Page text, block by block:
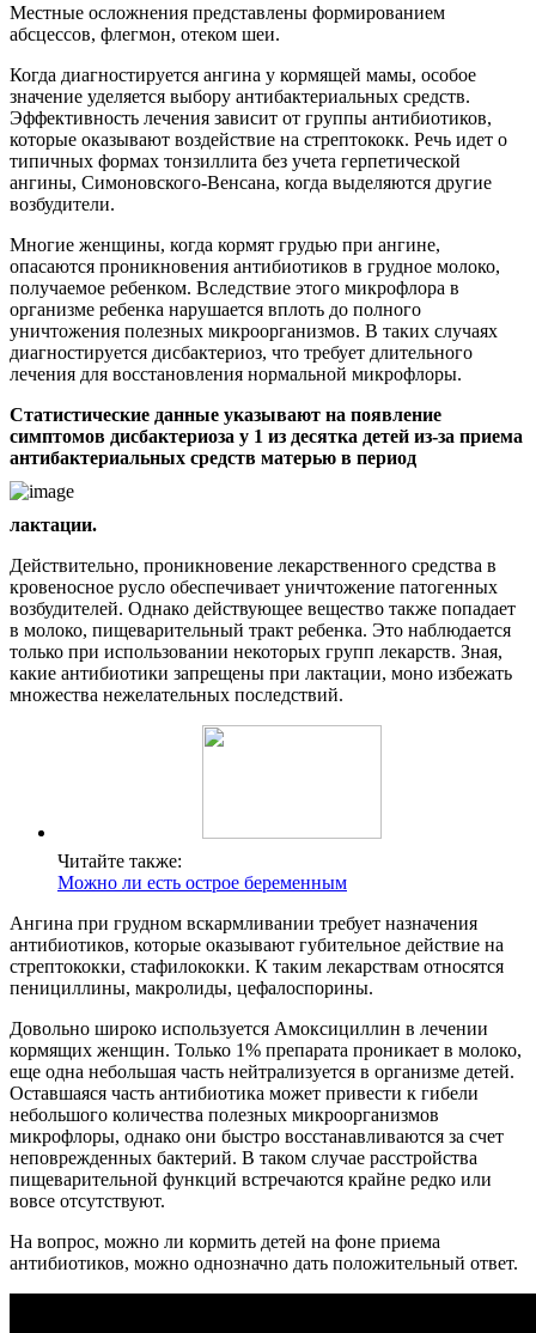
Местные осложнения представлены формированием
абсцессов, флегмон, отеком шеи.
Когда диагностируется ангина у кормящей мамы, особое
значение уделяется выбору антибактериальных средств.
Эффективность лечения зависит от группы антибиотиков,
которые оказывают воздействие на стрептококк. Речь идет о
типичных формах тонзиллита без учета герпетической
ангины, Симоновского-Венсана, когда выделяются другие
возбудители.
Многие женщины, когда кормят грудью при ангине,
опасаются проникновения антибиотиков в грудное молоко,
получаемое ребенком. Вследствие этого микрофлора в
организме ребенка нарушается вплоть до полного
уничтожения полезных микроорганизмов. В таких случаях
диагностируется дисбактериоз, что требует длительного
лечения для восстановления нормальной микрофлоры.
Статистические данные указывают на появление
симптомов дисбактериоза у 1 из десятка детей из-за приема
антибактериальных средств матерью в период
лактации.
Действительно, проникновение лекарственного средства в
кровеносное русло обеспечивает уничтожение патогенных
возбудителей. Однако действующее вещество также попадает
в молоко, пищеварительный тракт ребенка. Это наблюдается
только при использовании некоторых групп лекарств. Зная,
какие антибиотики запрещены при лактации, моно избежать
множества нежелательных последствий.
Читайте также:
Можно ли есть острое беременным
Ангина при грудном вскармливании требует назначения
антибиотиков, которые оказывают губительное действие на
стрептококки, стафилококки. К таким лекарствам относятся
пенициллины, макролиды, цефалоспорины.
Довольно широко используется Амоксициллин в лечении
кормящих женщин. Только 1% препарата проникает в молоко,
еще одна небольшая часть нейтрализуется в организме детей.
Оставшаяся часть антибиотика может привести к гибели
небольшого количества полезных микроорганизмов
микрофлоры, однако они быстро восстанавливаются за счет
неповрежденных бактерий. В таком случае расстройства
пищеварительной функций встречаются крайне редко или
вовсе отсутствуют.
На вопрос, можно ли кормить детей на фоне приема
антибиотиков, можно однозначно дать положительный ответ.